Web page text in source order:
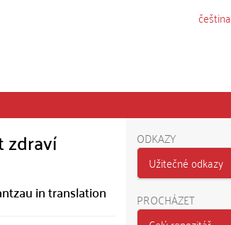
čeština
zdraví
in translation
ODKAZY
Užitečné odkazy
PROCHÁZET